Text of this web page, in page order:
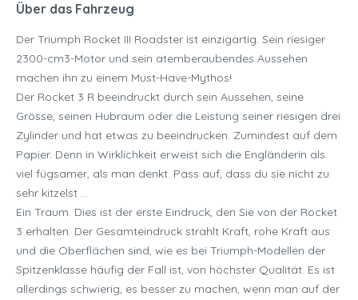
Über das Fahrzeug
Der Triumph Rocket III Roadster ist einzigartig. Sein riesiger
2300-cm3-Motor und sein atemberaubendes Aussehen
machen ihn zu einem Must-Have-Mythos!
Der Rocket 3 R beeindruckt durch sein Aussehen, seine
Grösse, seinen Hubraum oder die Leistung seiner riesigen drei
Zylinder und hat etwas zu beeindrucken. Zumindest auf dem
Papier. Denn in Wirklichkeit erweist sich die Engländerin als
viel fügsamer, als man denkt. Pass auf, dass du sie nicht zu
sehr kitzelst …
Ein Traum. Dies ist der erste Eindruck, den Sie von der Rocket
3 erhalten. Der Gesamteindruck strahlt Kraft, rohe Kraft aus
und die Oberflächen sind, wie es bei Triumph-Modellen der
Spitzenklasse häufig der Fall ist, von höchster Qualität. Es ist
allerdings schwierig, es besser zu machen, wenn man auf der